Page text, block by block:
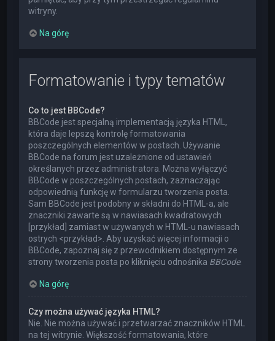
witryny.
Na górę
Formatowanie i typy tematów
Co to jest BBCode?
BBCode jest specjalną implementacją języka HTML,
która daje lepszą kontrolę formatowania
poszczególnych elementów w postach. Używanie
BBCode na forum jest uzależnione od ustawień
określanych przez administratora. Można wyłączyć
BBCode w poszczególnych postach, zaznaczając
odpowiednią funkcję w formularzu tworzenia posta.
Sam BBCode jest podobny w składni do HTML-a, ale
znaczniki zawarte są w nawiasach kwadratowych
[przykład] zamiast w używanych w HTML-u nawiasach
ostrych <przykład>. Aby uzyskać więcej informacji o
BBCode, zapoznaj się z przewodnikiem dostępnym ze
strony tworzenia posta po kliknięciu odnośnika BBCode.
Na górę
Czy można używać języka HTML?
Nie. Nie można używać i przetwarzać znaczników HTML
na tej witrynie. Większość formatowania, które